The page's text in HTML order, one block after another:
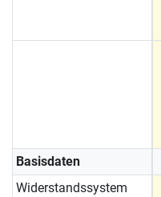
Basisdaten
Widerstandssystem